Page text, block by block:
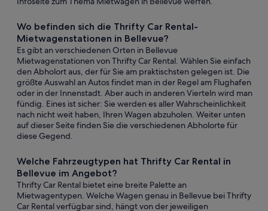
Wo befinden sich die Thrifty Car Rental-
Mietwagenstationen in Bellevue?
Es gibt an verschiedenen Orten in Bellevue
Mietwagenstationen von Thrifty Car Rental. Wählen Sie einfach
den Abholort aus, der für Sie am praktischsten gelegen ist. Die
größte Auswahl an Autos findet man in der Regel am Flughafen
oder in der Innenstadt. Aber auch in anderen Vierteln wird man
fündig. Eines ist sicher: Sie werden es aller Wahrscheinlichkeit
nach nicht weit haben, Ihren Wagen abzuholen. Weiter unten
auf dieser Seite finden Sie die verschiedenen Abholorte für
diese Gegend.
Welche Fahrzeugtypen hat Thrifty Car Rental in
Bellevue im Angebot?
Thrifty Car Rental bietet eine breite Palette an
Mietwagentypen. Welche Wagen genau in Bellevue bei Thrifty
Car Rental verfügbar sind, hängt von der jeweiligen